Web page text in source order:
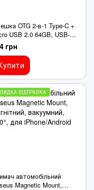
OTG 2-в-1 Type-C +
USB 2.0 64GB, USB-
для смартфона
чорна
грн
ВІДПРАВКА
автомобільний
Magnetic Mount,